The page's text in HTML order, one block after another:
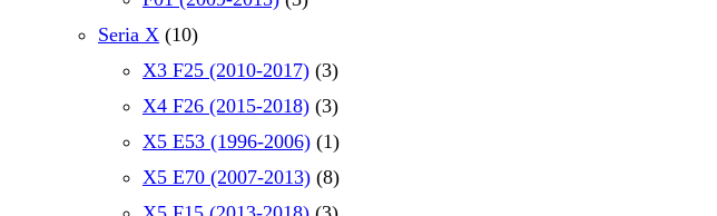
Seria X (10)
X3 F25 (2010-2017) (3)
X4 F26 (2015-2018) (3)
X5 E53 (1996-2006) (1)
X5 E70 (2007-2013) (8)